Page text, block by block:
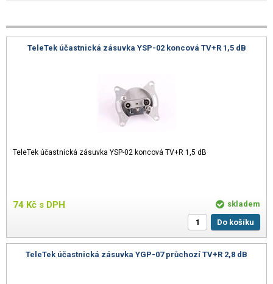
TeleTek účastnická zásuvka YSP-02 koncová TV+R 1,5 dB
TeleTek účastnická zásuvka YSP-02 koncová TV+R 1,5 dB
74 Kč s DPH
skladem
Do košíku
TeleTek účastnická zásuvka YGP-07 průchozí TV+R 2,8 dB